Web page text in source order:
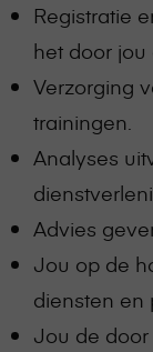
Registratie
het door
Verzorging
trainingen.
Analyses
Advies
Jou op de
diensten en
Jou de